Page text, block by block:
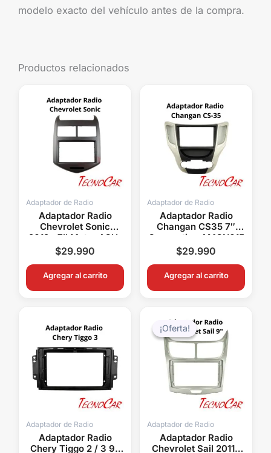
modelo exacto del vehículo antes de la compra.
Productos relacionados
Adaptador de Radio
Adaptador Radio
Chevrolet Sonic
2012+ 7″ Metra ACH-
007
$29.990
Agregar al carrito
Adaptador de Radio
Adaptador Radio
Changan CS35 7″
Connection AMCN015
$29.990
Agregar al carrito
Adaptador de Radio
Adaptador Radio
Chery Tiggo 2 / 3 9″
¡Oferta!
¡Oferta!
Adaptador de Radio
Adaptador Radio
Chevrolet Sail 2011+
precio
original
$22.990.